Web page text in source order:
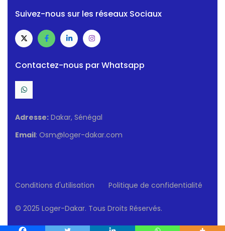
Suivez-nous sur les réseaux Sociaux
Contactez-nous par Whatsapp
Adresse: Dakar, Sénégal
Email: Osm@loger-dakar.com
Conditions d'utilisation Politique de confidentialité
© 2025 Loger-Dakar. Tous Droits Réservés.